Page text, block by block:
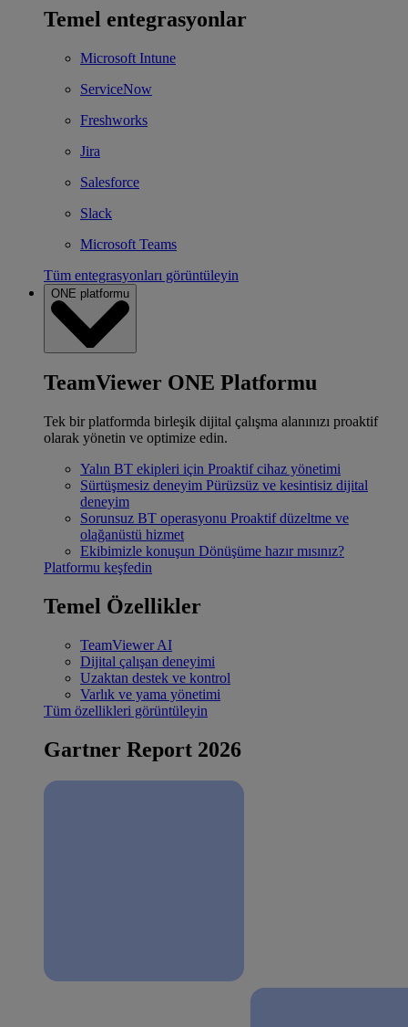
Temel entegrasyonlar
Microsoft Intune
ServiceNow
Freshworks
Jira
Salesforce
Slack
Microsoft Teams
Tüm entegrasyonları görüntüleyin
ONE platformu
TeamViewer ONE Platformu
Tek bir platformda birleşik dijital çalışma alanınızı proaktif
olarak yönetin ve optimize edin.
Yalın BT ekipleri için Proaktif cihaz yönetimi
Sürtüşmesiz deneyim Pürüzsüz ve kesintisiz dijital
deneyim
Sorunsuz BT operasyonu Proaktif düzeltme ve
olağanüstü hizmet
Ekibimizle konuşun Dönüşüme hazır mısınız?
Platformu keşfedin
Temel Özellikler
TeamViewer AI
Dijital çalışan deneyimi
Uzaktan destek ve kontrol
Varlık ve yama yönetimi
Tüm özellikleri görüntüleyin
Gartner Report 2026